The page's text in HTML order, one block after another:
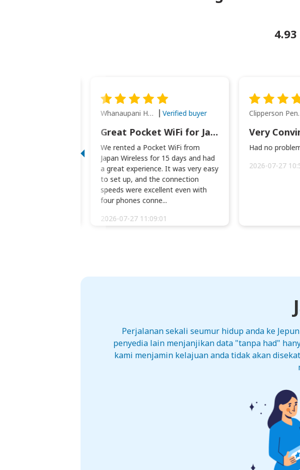
Whanaupani Henry Joseph Macown Verified buyer
Great Pocket WiFi for Japan Travel
We rented a Pocket WiFi from
Japan Wireless for 15 days and had
a great experience. It was very easy
to set up, and the connection
speeds were excellent even with
four phones conne...
2026-07-27 11:09:01
Very
Had no
2026-07-27
Perjalanan sekali seumur hidup anda ke
penyedia lain menjanjikan data "tanpa had"
kami menjamin kelajuan anda tidak akan